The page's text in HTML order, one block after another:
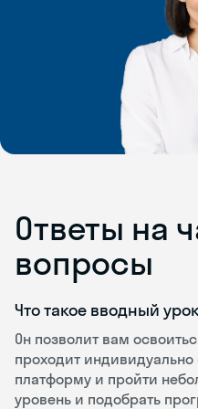
Ответы на
вопросы
Что такое вводный
Он позволит вам
проходит
платформу и пройти
уровень и подобрать